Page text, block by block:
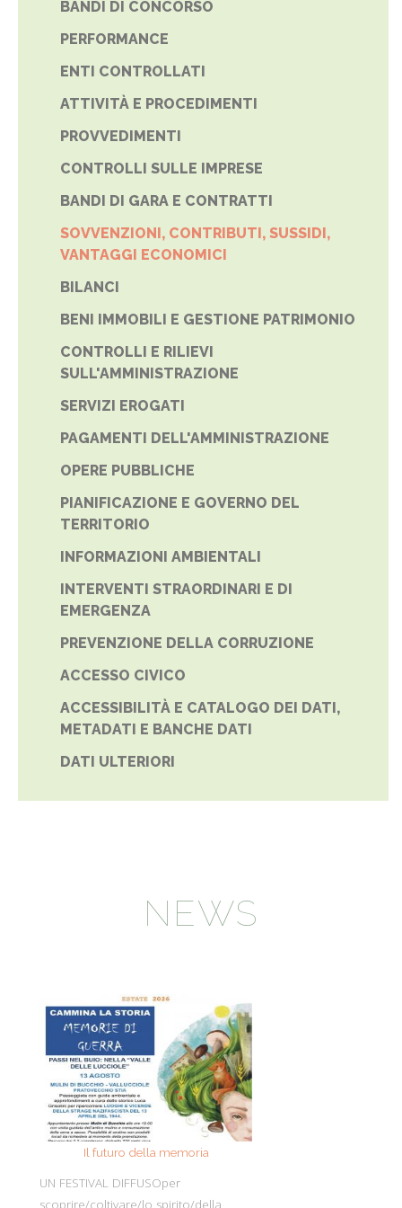
BANDI DI CONCORSO
PERFORMANCE
ENTI CONTROLLATI
ATTIVITÀ E PROCEDIMENTI
PROVVEDIMENTI
CONTROLLI SULLE IMPRESE
BANDI DI GARA E CONTRATTI
SOVVENZIONI, CONTRIBUTI, SUSSIDI,
VANTAGGI ECONOMICI
BILANCI
BENI IMMOBILI E GESTIONE PATRIMONIO
CONTROLLI E RILIEVI
SULL'AMMINISTRAZIONE
SERVIZI EROGATI
PAGAMENTI DELL'AMMINISTRAZIONE
OPERE PUBBLICHE
PIANIFICAZIONE E GOVERNO DEL
TERRITORIO
INFORMAZIONI AMBIENTALI
INTERVENTI STRAORDINARI E DI
EMERGENZA
PREVENZIONE DELLA CORRUZIONE
ACCESSO CIVICO
ACCESSIBILITÀ E CATALOGO DEI DATI,
METADATI E BANCHE DATI
DATI ULTERIORI
NEWS
Il futuro della memoria
UN FESTIVAL DIFFUSOper